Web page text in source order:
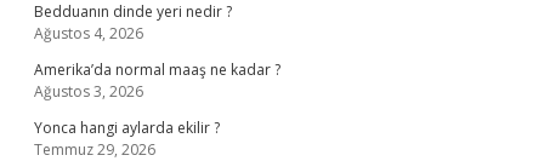
Bedduanın dinde yeri nedir ?
Ağustos 4, 2026
Amerika’da normal maaş ne kadar ?
Ağustos 3, 2026
Yonca hangi aylarda ekilir ?
Temmuz 29, 2026